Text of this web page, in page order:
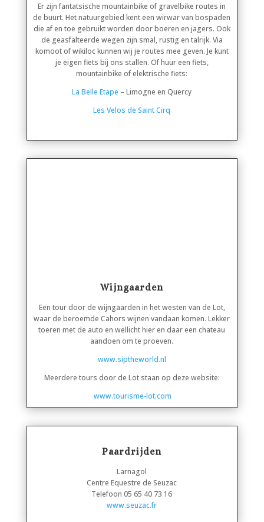
Er zijn fantatsische mountainbike of gravelbike routes in
de buurt. Het natuurgebied kent een wirwar van bospaden
die af en toe gebruikt worden door boeren en jagers. Ook
de geasfalteerde wegen zijn smal, rustig en talrijk. Via
komoot of wikiloc kunnen wij je routes mee geven. Je kunt
je eigen fiets bij ons stallen. Of huur een fiets,
mountainbike of elektrische fiets:
La Belle Etape – Limogne en Quercy
Les Velos de Saint Cirq
Wijngaarden
Een tour door de wijngaarden in het westen van de Lot,
waar de beroemde Cahors wijnen vandaan komen. Lekker
toeren met de auto en wellicht hier en daar een chateau
aandoen om te proeven.
www.siptheworld.nl
Meerdere tours door de Lot staan op deze website:
www.tourisme-lot.com
Paardrijden
Larnagol
Centre Equestre de Seuzac
Telefoon 05 65 40 73 16
www.seuzac.fr